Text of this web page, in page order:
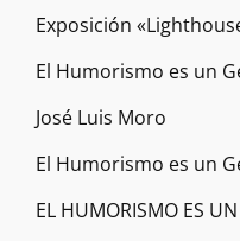
Exposición
El Humorismo es un
José Luis Moro
El Humorismo es un
EL HUMORISMO ES